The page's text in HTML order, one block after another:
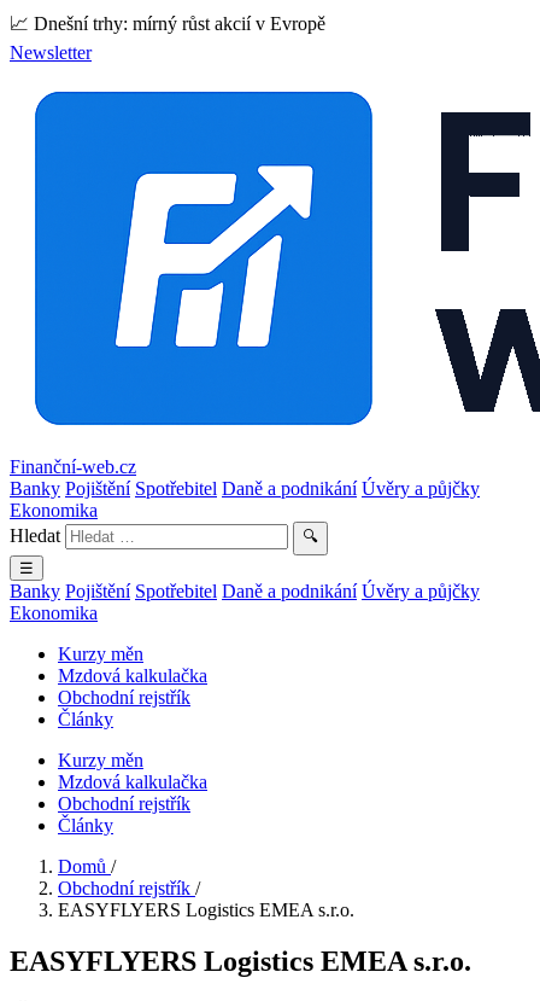
📈 Dnešní trhy: mírný růst akcií v Evropě
Newsletter
Finanční-web.cz
Banky Pojištění Spotřebitel Daně a podnikání Úvěry a půjčky
Ekonomika
Hledat
🔍
☰
Banky Pojištění Spotřebitel Daně a podnikání Úvěry a půjčky
Ekonomika
Kurzy měn
Mzdová kalkulačka
Obchodní rejstřík
Články
Kurzy měn
Mzdová kalkulačka
Obchodní rejstřík
Články
Domů /
Obchodní rejstřík /
EASYFLYERS Logistics EMEA s.r.o.
EASYFLYERS Logistics EMEA s.r.o.